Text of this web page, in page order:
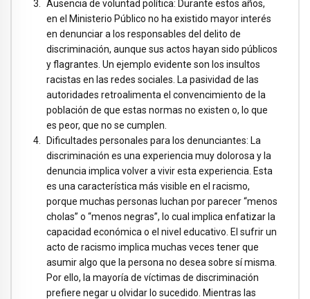
Ausencia de voluntad política: Durante estos años,
en el Ministerio Público no ha existido mayor interés
en denunciar a los responsables del delito de
discriminación, aunque sus actos hayan sido públicos
y flagrantes. Un ejemplo evidente son los insultos
racistas en las redes sociales. La pasividad de las
autoridades retroalimenta el convencimiento de la
población de que estas normas no existen o, lo que
es peor, que no se cumplen.
Dificultades personales para los denunciantes: La
discriminación es una experiencia muy dolorosa y la
denuncia implica volver a vivir esta experiencia. Esta
es una característica más visible en el racismo,
porque muchas personas luchan por parecer “menos
cholas” o “menos negras”, lo cual implica enfatizar la
capacidad económica o el nivel educativo. El sufrir un
acto de racismo implica muchas veces tener que
asumir algo que la persona no desea sobre sí misma.
Por ello, la mayoría de víctimas de discriminación
prefiere negar u olvidar lo sucedido. Mientras las